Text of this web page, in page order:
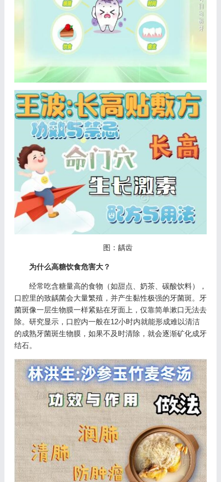
图：龋齿
为什么高糖饮食危害大？
经常吃含糖量高的食物（如甜点、奶茶、碳酸饮料），
口腔里的致龋菌会大量繁殖，并产生黏性极强的牙菌斑。牙
菌斑像一层生物膜一样紧贴在牙面上，仅靠简单漱口无法去
除。研究显示，口腔内一般在12小时内就能形成难以清洁
的成熟牙菌斑生物膜，如果不及时清除，就会逐渐矿化成牙
结石。